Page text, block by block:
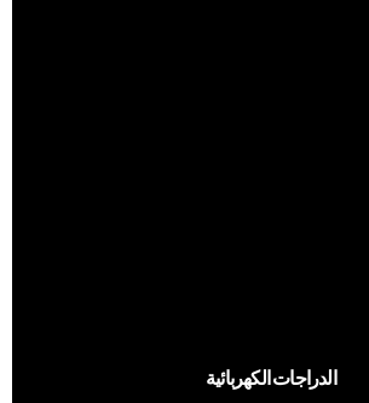
الدراجات الكهربائية